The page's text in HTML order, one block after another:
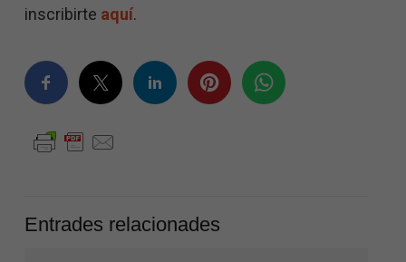
inscribirte aquí.
Entrades relacionades